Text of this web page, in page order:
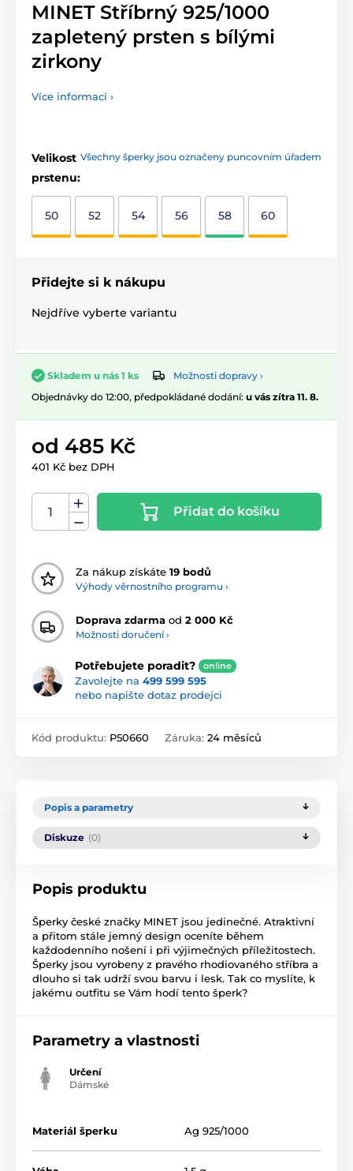
MINET Stříbrný 925/1000
zapletený prsten s bílými
zirkony
Více informací ›
Všechny šperky jsou označeny puncovním úřadem
Velikost
prstenu:
50 52 54 56 58 60
Přidejte si k nákupu
Nejdříve vyberte variantu
Skladem u nás 1 ks
Možnosti dopravy ›
Objednávky do 12:00, předpokládané dodání: u vás zítra 11. 8.
od 485 Kč
401 Kč bez DPH
Přidat do košíku
Za nákup získáte 19 bodů
Výhody věrnostního programu ›
Doprava zdarma od 2 000 Kč
Možnosti doručení ›
Potřebujete poradit? online
Zavolejte na 499 599 595
nebo napište dotaz prodejci
Kód produktu: P50660 Záruka: 24 měsíců
Popis a parametry
Diskuze (0)
Popis produktu
Šperky české značky MINET jsou jedinečné. Atraktivní
a přitom stále jemný design oceníte během
každodenního nošení i při výjimečných příležitostech.
Šperky jsou vyrobeny z pravého rhodiovaného stříbra a
dlouho si tak udrží svou barvu i lesk. Tak co myslíte, k
jakému outfitu se Vám hodí tento šperk?
Parametry a vlastnosti
Určení
Dámské
Materiál šperku Ag 925/1000